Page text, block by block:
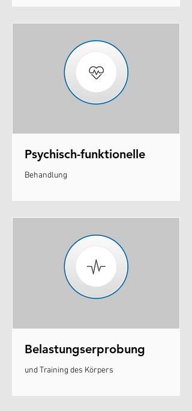
Psychisch-funktionelle
Behandlung
Belastungserprobung
und Training des Körpers